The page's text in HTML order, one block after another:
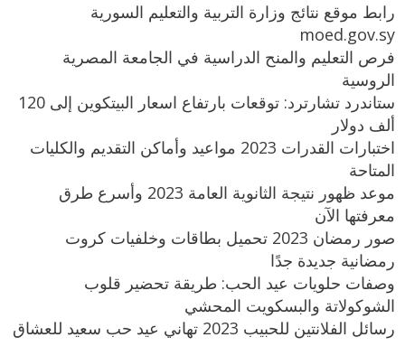
رابط موقع نتائج وزارة التربية والتعليم السورية
moed.gov.sy
فرص التعليم والمنح الدراسية في الجامعة المصرية
الروسية
ستاندرد تشارترد: توقعات بارتفاع اسعار البيتكوين إلى 120
ألف دولار
اختبارات القدرات 2023 مواعيد وأماكن التقديم والكليات
المتاحة
موعد ظهور نتيجة الثانوية العامة 2023 وأسرع طرق
معرفتها الآن
صور رمضان 2023 تحميل بطاقات وخلفيات كروت
رمضانية جديدة جدًا
وصفات حلويات عيد الحب: طريقة تحضير قلوب
الشوكولاتة والبسكويت المحشي
رسائل الفلانتين للحبيب 2023 تهاني عيد حب سعيد للعشاق